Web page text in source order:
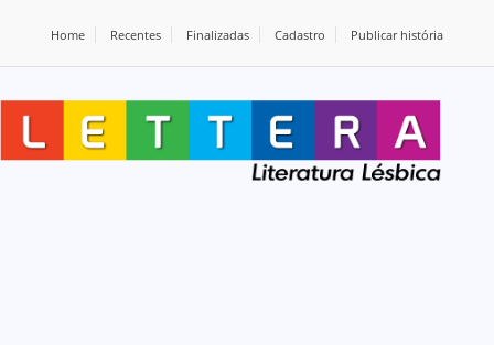
Home Recentes Finalizadas Cadastro Publicar história